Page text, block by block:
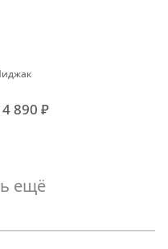
890 ₽
ещё